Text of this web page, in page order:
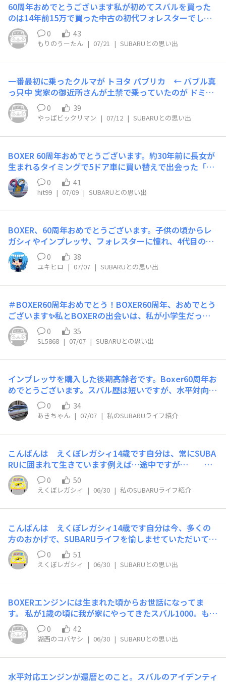
60周年おめでとうございます私が初めてスバルを買った
のは14年前15万で買った中古の初代フォレスターでし
た。足回りが弱く100キロ出したらガタガタ振動する車で
したが、加速がよくおもしろい車でした。そのあとSJ.SK.
SL(全てX-BREAK)と乗り継いできましたが、初代が一番
早かった気がします。思い出で美化されているのかもしれ
感は今でも覚えています。現行フォレスターもそうです
が、初代から路面の状況がわかりやすいのが気に入ってい
ます。そして視界の良さが最高で、スバルの0次安全の精
神が大好きです。フォレスターしか乗らないと決めている
えないようにお願いします。自分が見たら変わってるけ
ど、他の人が見た時「あんまり変わってないね」っていう
のがいいです。SKからSLになった時、SKの外見気に入っ
てたのに何でそんなに変えたんですか？と思ってたけど、
SLは乗ってるうちにどんどん好きになって今ではSKより
カッコいいと思っています。たまに初代を見るけど、初代
さんも丁寧に作ってくれてありがとうございます。
0 43
もりのうーたん | 07/21 | SUBARUとの思い出
一番最初に乗ったクルマが トヨタ パブリカ ← バブル真
っ只中 実家の御近所さんが土禁で乗っていたのが ドミン
ゴ 中学生のとき すごく好きだった女の先生が乗っていた
のが ワインカラーの レガシィ ステーションワゴン そこか
らあの形が 自分の中での車のイメージになりました 社会
人なりたてで目にしたのが インプレッサ BEAMSエディシ
かけになりました 迷いに迷って エビちゃんを眺めるにと
どまった ステラとDEX 家族が最後の相棒に選んだのが 高
度経済成長期の家族持ちが最初に乗った 田んぼのフェラ
ーリ サンバーバン XV、BRZの発表が相次ぎ 配車予定のデ
った ２代目ラクティス(トレジア) 決め手はトヨタのディ
ーラーさんでの スバルとの共同開発で、 シエンタ(当
時)と比べ、足回りがいいです の説明でした 自分でパーツ
を選ぶ楽しみを知りました 子どもがドアバンのリスクを
軽減できる???年になり そろそろ買い替えるか と思って
ミニバンを探し漁っていると ご近所中、色違いのミニバ
もう、ハイブリッド一択なのか？ だが、しかし！ とく
すぶり続けていたところ 10年間、前オーナー様の車庫で
待ち続けていた インプレッサスポーツワゴン 1.5i 20年前
の自分と再会しました 互いの20年の “様々な” “重み” を
感じながら うん、(前のクルマより)広いじゃん と、 チ
ャイルドシートという名の玉座に鎮座して宣う王を乗せ
らバイザー、手に入るんだろうか
0 39
やっぱビックリマン | 07/12 | SUBARUとの思い出
BOXER 60周年おめでとうございます。約30年前に長女が
生まれるタイミングで5ドア車に買い替えで出会った「世
界最速ワゴン」BGレガシィTWとBOXERサウンド💨子供
もお迎えや帰宅も音でわかるお気入りサウンドと安心して
運転できる動力性能。その後家族が増えたて5人乗りでは
足りなくなりお別れでしたが、その時の想い「また、いつ
か無いと買い替え。安全安心性能は更に進化して大満足で
したがまさかのBOXERサウンドマフラーの発売がありま
せん。4年待ち望み諦めていた時にstiではないですが初の
車検対応マフラーの発売💨今月末にはディーラーさんで装
だ、楽しみはこれからです。「LEGACY MY 1st.」
0 41
hit99 | 07/09 | SUBARUとの思い出
BOXER、60周年おめでとうございます。子供の頃からレ
ガシィやインプレッサ、フォレスターに憧れ、4代目の愛
車として、BHのレガシィツーリングワゴンGT-Bを購入
し、14年連れ添い、今年、GPのXVに乗り継ぎました。こ
れからもワクワクドキドキさせてくれることを期待してい
ます。
0 38
ユキヒロ | 07/07 | SUBARUとの思い出
＃BOXER60周年おめでとう！BOXER60周年、おめでとう
ございます✨私とBOXERの出会いは、私が小学生だった
頃、叔父が乗っていたスバル1000でした!!野太く、個性的
な排気音が強烈に印象に残りました。そしていつしか、大
きくなったらスバル1000に乗りたいと思うようになって
いました。免許を取った頃には、既にスバル1000は無く
く、中古のレオーネ4ドアセダン1600STを手に入れるこ
とができました!!これが、免許取得後、初めて乗ったクル
マであり、私のマイカー遍歴がスタートしました。その
後、8台のクルマを乗り継いで、この度、記念すべき10台
再びSUBARU車のオーナーとなったのです。FB25をスタ
ートさせる度に、ワクワクし、そしてSTIパフォーマンス
マフラーが奏でる音に聴き惚れています!!これからも、ず
っとBOXERと一緒のカーライフを楽しんでいきたいと思
います!!
0 35
SL5868 | 07/07 | SUBARUとの思い出
インプレッサを購入した後期高齢者です。Boxer60周年お
めでとうございます。スバル歴は短いですが、水平対向エ
ンジンと言えば、ラジコンやっておりますが、水平対向エ
ンジンを２台所有して飛ばしております。零戦も３機製作
しました。水平対向4気筒エンジンも売ってますが、これ
は持っておりません。
0 34
あきちゃん | 07/07 | 私のSUBARUライフ紹介
こんばんは えくぼレガシィ14歳です自分は、常にSUBA
RUに囲まれて生きています例えば…途中ですが…
🚘 🚘 🙍 🚘
🚘
0 50
えくぼレガシィ | 06/30 | 私のSUBARUライフ紹介
こんばんは えくぼレガシィ14歳です自分は今、多くの
方のおかげで、SUBARUライフを愉しませていただいてい
ますBOXERエンジンとクルマの愉しさを教えてくれた父
シャイだった自分に、話しかける勇気をつけてくれた母自
分を応援してくれた（してくれている）先生方自分といつ
も話してくれたディーラーの担当者さんいろいろな質問に
会場で話してくれたSUBARUスターズの方恵比寿スバル |
スバ学＜SUBARU公式ファンコミュニティサイト＞や、イ
ベントでお会いした、SUBARUに入社したい自分にアドバ
イスをくれる社員の方々販売会社に勤められている、小学
たメカニックの方々イベント会場で何度もお会いし、話し
てくださった辰巳監督サインを下さった久保選手、新井選
0 51
えくぼレガシィ | 06/30 | SUBARUとの思い出
BOXERエンジンには生まれた頃からお世話になってま
す。 私が1歳の頃に我が家にやってきたスバル1000。もち
ろん記憶にはありませんが、BOXERエンジンのフィーリ
ングは体に沁みついています。 EA52（1000）→EA62（1
300G）→EA71（レオーネ1600）→EA81（レオーネ180
0）とEAエンジンと共に私も成長しました。 就職してから
0 42
湖西のコバヤシ | 06/30 | SUBARUとの思い出
水平対応エンジンが還暦とのこと。スバルのアイデンティ